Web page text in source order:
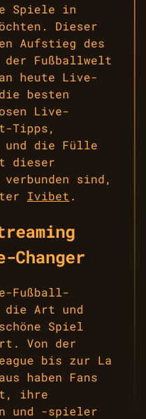
Spiele in
Dieser
Aufstieg des
der Fußballwelt
heute Live-
besten
Live-
Tipps,
und die Fülle
dieser
sind,
Ivibet .
Changer
Fußball-
die Art und
Spiel
Von der
bis zur La
haben Fans
ihre
und -spieler